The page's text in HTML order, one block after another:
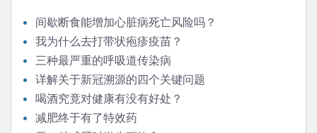
间歇断食能增加心脏病死亡风险吗？
我为什么去打带状疱疹疫苗？
三种最严重的呼吸道传染病
详解关于新冠溯源的四个关键问题
喝酒究竟对健康有没有好处？
减肥终于有了特效药